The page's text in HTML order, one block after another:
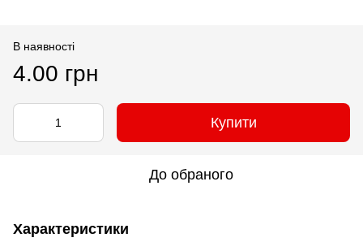
В наявності
4.00 грн
Купити
До обраного
Характеристики